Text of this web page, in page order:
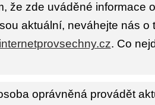
že zde uváděné informace
aktuální, neváhejte nás o
. Co
oprávněná provádět